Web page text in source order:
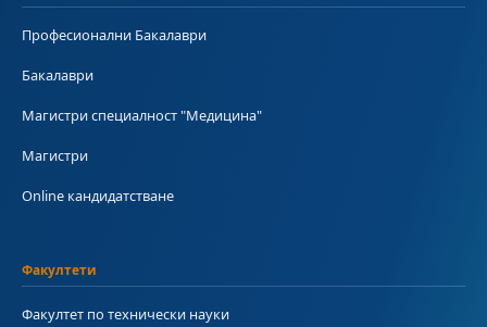
Професионални Бакалаври
Бакалаври
Магистри специалност "Медицина"
Магистри
Online кандидатстване
Факултети
Факултет по технически науки